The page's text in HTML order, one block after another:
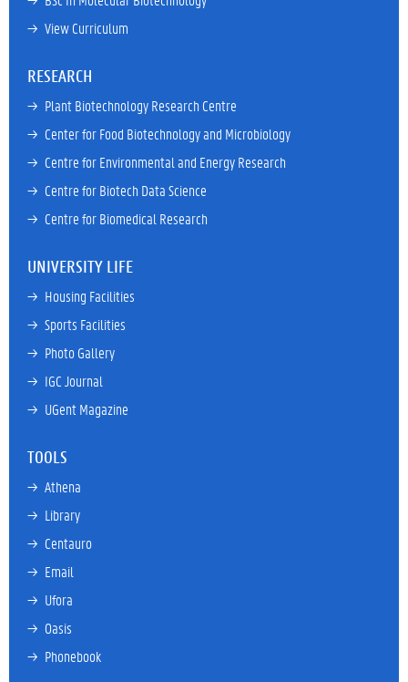
→ View Curriculum
RESEARCH
→ Plant Biotechnology Research Centre
→ Center for Food Biotechnology and Microbiology
→ Centre for Environmental and Energy Research
→ Centre for Biotech Data Science
→ Centre for Biomedical Research
UNIVERSITY LIFE
→ Housing Facilities
→ Sports Facilities
→ Photo Gallery
→ IGC Journal
→ UGent Magazine
TOOLS
→ Athena
→ Library
→ Centauro
→ Email
→ Ufora
→ Oasis
→ Phonebook